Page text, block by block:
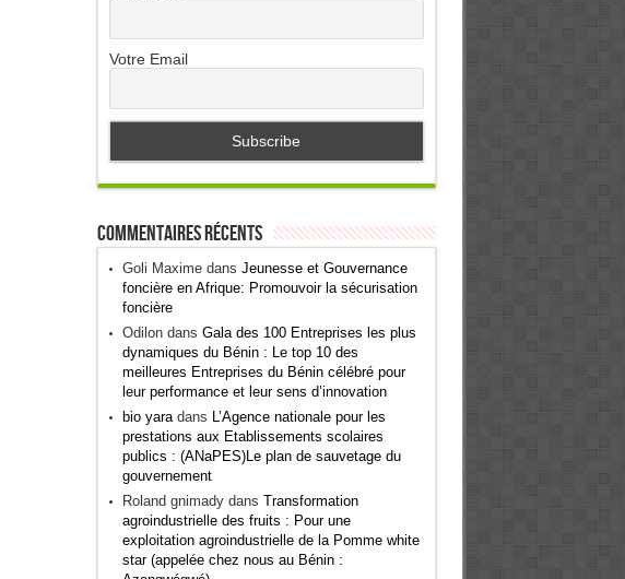
Votre Email
Commentaires récents
Goli Maximedans Jeunesse et Gouvernance
foncière en Afrique: Promouvoir la sécurisation
foncière
Odilondans Gala des 100 Entreprises les plus
dynamiques du Bénin : Le top 10 des
meilleures Entreprises du Bénin célébré pour
leur performance et leur sens d’innovation
bio yaradans L’Agence nationale pour les
prestations aux Etablissements scolaires
publics : (ANaPES)Le plan de sauvetage du
gouvernement
Roland gnimadydans Transformation
agroindustrielle des fruits : Pour une
exploitation agroindustrielle de la Pomme white
star (appelée chez nous au Bénin :